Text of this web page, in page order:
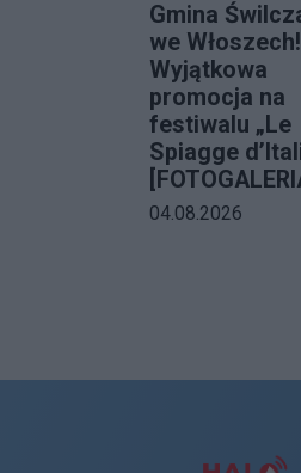
Gmina
we Włoszech!
Wyjątkowa
promocja na
festiwalu „Le
Spiagge
Data dodania galerii:
04.08.2026